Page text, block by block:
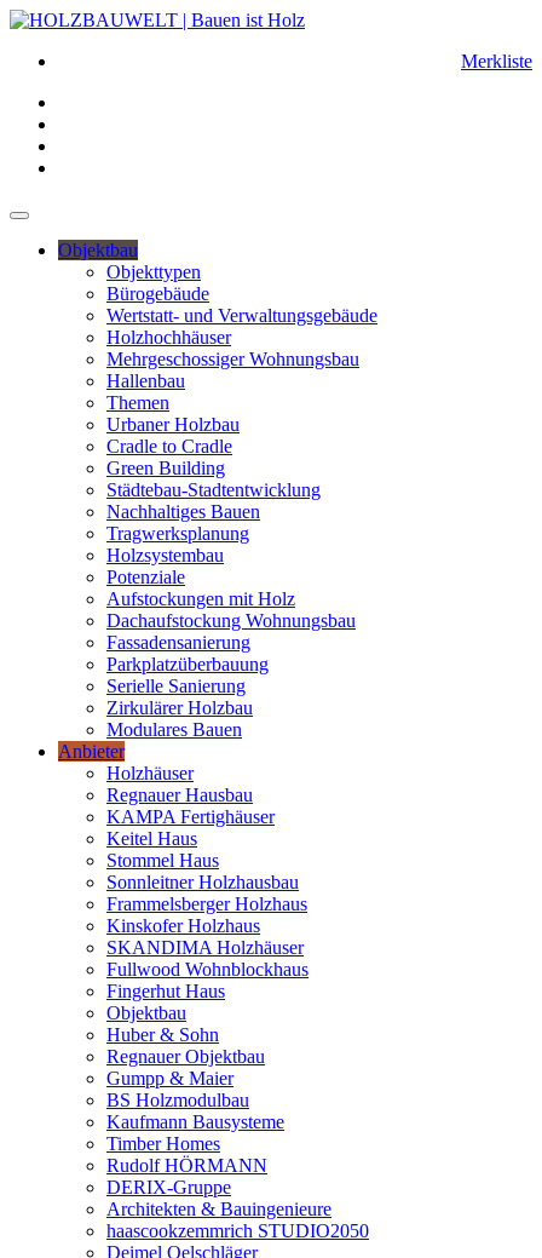
Merkliste
Objektbau
Objekttypen
Bürogebäude
Wertstatt- und Verwaltungsgebäude
Holzhochhäuser
Mehrgeschossiger Wohnungsbau
Hallenbau
Themen
Urbaner Holzbau
Cradle to Cradle
Green Building
Städtebau-Stadtentwicklung
Nachhaltiges Bauen
Tragwerksplanung
Holzsystembau
Potenziale
Aufstockungen mit Holz
Dachaufstockung Wohnungsbau
Fassadensanierung
Parkplatzüberbauung
Serielle Sanierung
Zirkulärer Holzbau
Modulares Bauen
Anbieter
Holzhäuser
Regnauer Hausbau
KAMPA Fertighäuser
Keitel Haus
Stommel Haus
Sonnleitner Holzhausbau
Frammelsberger Holzhaus
Kinskofer Holzhaus
SKANDIMA Holzhäuser
Fullwood Wohnblockhaus
Fingerhut Haus
Objektbau
Huber & Sohn
Regnauer Objektbau
Gumpp & Maier
BS Holzmodulbau
Kaufmann Bausysteme
Timber Homes
Rudolf HÖRMANN
DERIX-Gruppe
Architekten & Bauingenieure
haascookzemmrich STUDIO2050
Deimel Oelschläger